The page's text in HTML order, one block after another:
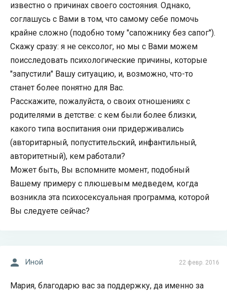
известно о причинах своего состояния. Однако,
соглашусь с Вами в том, что самому себе помочь
крайне сложно (подобно тому "сапожнику без сапог").
Скажу сразу: я не сексолог, но мы с Вами можем
поисследовать психологические причины, которые
"запустили" Вашу ситуацию, и, возможно, что-то
станет более понятно для Вас.
Расскажите, пожалуйста, о своих отношениях с
родителями в детстве: с кем были более близки,
какого типа воспитания они придерживались
(авторитарный, попустительский, инфантильный,
авторитетный), кем работали?
Может быть, Вы вспомните момент, подобный
Вашему примеру с плюшевым медведем, когда
возникла эта психосексуальная программа, которой
Вы следуете сейчас?
22 февр. 2016
Иной
Мария, благодарю вас за поддержку, да именно за